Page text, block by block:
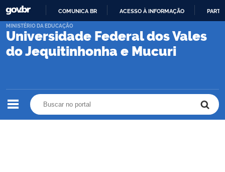
PARA
CONTEÚDO
COMUNICA BR ACESSO À INFORMAÇÃO
Universidade Federal dos Vales
do Jequitinhonha e Mucuri
MINISTÉRIO DA EDUCAÇÃO